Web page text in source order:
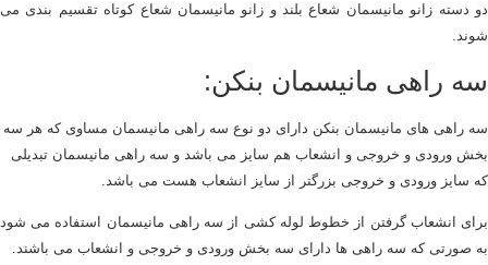
دو دسته زانو مانیسمان شعاع بلند و زانو مانیسمان شعاع کوتاه تقسیم بندی می
شوند.
سه راهی مانیسمان بنکن:
سه راهی های مانیسمان بنکن دارای دو نوع سه راهی مانیسمان مساوی که هر سه
بخش ورودی و خروجی و انشعاب هم سایز می باشد و سه راهی مانیسمان تبدیلی
که سایز ورودی و خروجی بزرگتر از سایز انشعاب هست می باشد.
برای انشعاب گرفتن از خطوط لوله کشی از سه راهی مانیسمان استفاده می شود
به صورتی که سه راهی ها دارای سه بخش ورودی و خروجی و انشعاب می باشند.